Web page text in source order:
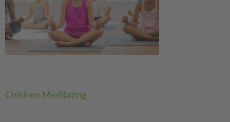
Beitragsnavigation
Children Meditating